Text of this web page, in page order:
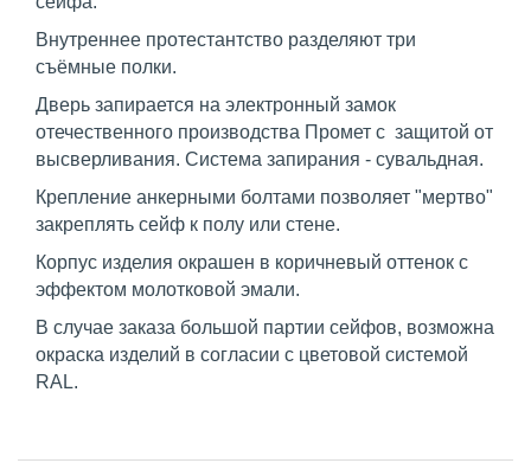
Внутреннее протестантство разделяют три
съёмные полки.
Дверь запирается на электронный замок
отечественного производства Промет с защитой от
высверливания. Система запирания - сувальдная.
Крепление анкерными болтами позволяет "мертво"
закреплять сейф к полу или стене.
Корпус изделия окрашен в коричневый оттенок с
эффектом молотковой эмали.
В случае заказа большой партии сейфов, возможна
окраска изделий в согласии с цветовой системой
RAL.